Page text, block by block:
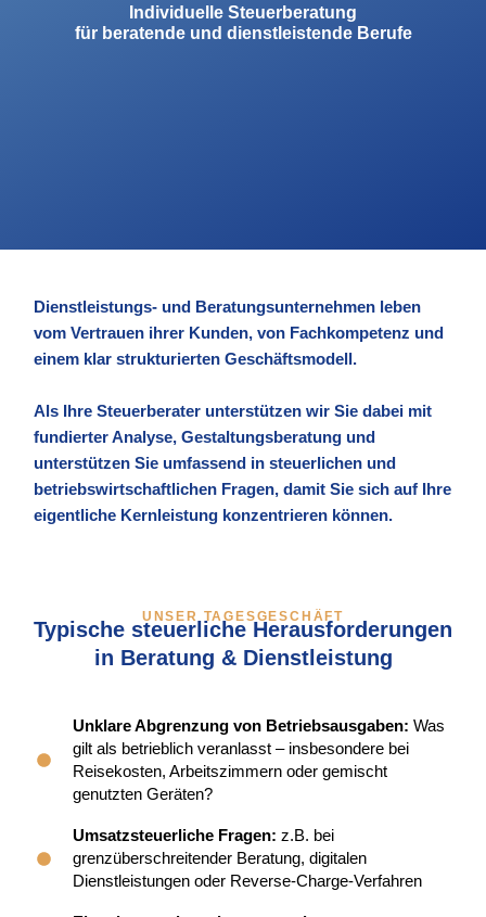
Individuelle Steuerberatung
für beratende und dienstleistende Berufe
Dienstleistungs- und Beratungsunternehmen leben
vom Vertrauen ihrer Kunden, von Fachkompetenz und
einem klar strukturierten Geschäftsmodell.
Als Ihre Steuerberater unterstützen wir Sie dabei mit
fundierter Analyse, Gestaltungsberatung und
unterstützen Sie umfassend in steuerlichen und
betriebswirtschaftlichen Fragen, damit Sie sich auf Ihre
eigentliche Kernleistung konzentrieren können.
UNSER TAGESGESCHÄFT
Typische steuerliche Herausforderungen
in Beratung & Dienstleistung
Unklare Abgrenzung von Betriebsausgaben: Was
gilt als betrieblich veranlasst – insbesondere bei
Reisekosten, Arbeitszimmern oder gemischt
genutzten Geräten?
Umsatzsteuerliche Fragen: z.B. bei
grenzüberschreitender Beratung, digitalen
Dienstleistungen oder Reverse-Charge-Verfahren